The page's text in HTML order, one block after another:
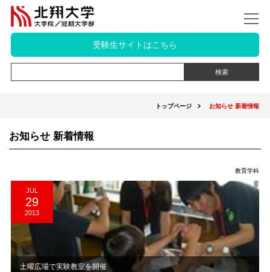
受験生サイトはこちら
トップページ お知らせ 新着情報
お知らせ 新着情報
教育学科
JUL
29
2013
土曜広場で実験教室を開催